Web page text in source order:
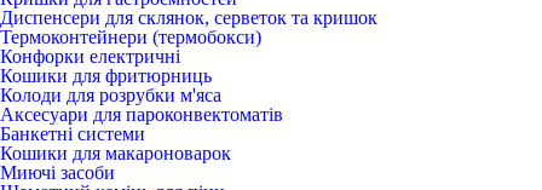
Диспенсери для склянок, серветок та кришок
Термоконтейнери (термобокси)
Конфорки електричні
Кошики для фритюрниць
Колоди для розрубки м'яса
Аксесуари для пароконвектоматів
Банкетні системи
Кошики для макароноварок
Миючі засоби